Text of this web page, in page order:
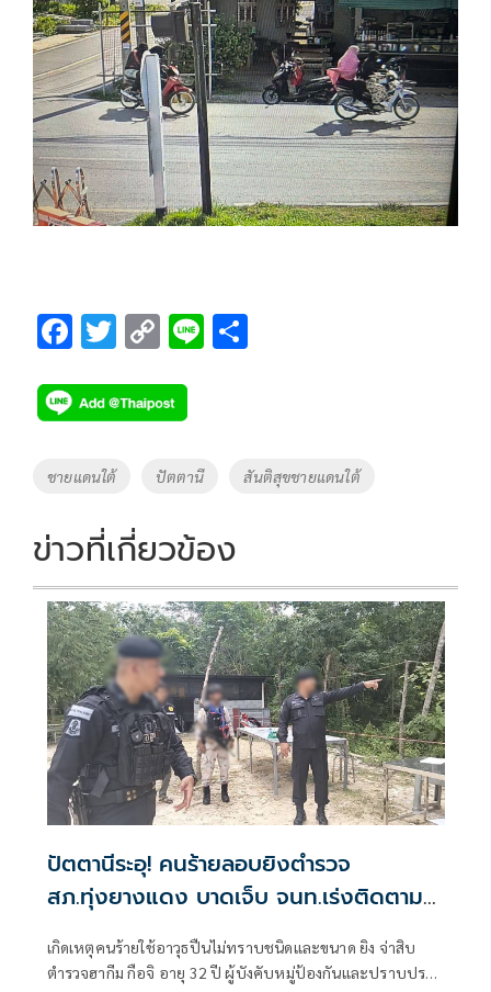
F
e
b
o
k
T
tt
er
C
p
y
Li
k
Li
Tags
ชายแดนใต้ ปัตตานี สันติสุขชายแดนใต้
ข่าวที่เกี่ยวข้อง
ปัตตานีระอุ! คนร้ายลอบยิงตำรวจ
สภ.ทุ่งยางแดง บาดเจ็บ จนท.เร่งติดตามผู้
เกิดเหตุคนร้ายใช้อาวุธปืนไม่ทราบชนิดและขนาด ยิง จ่าสิบ
ตำรวจฮากีม กือจิ อายุ 32 ปี ผู้บังคับหมู่ป้องกันและปราบปราม